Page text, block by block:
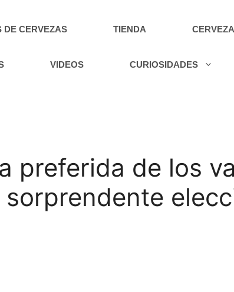
DE CERVEZAS TIENDA
VIDEOS CURIOSIDADES
preferida de los